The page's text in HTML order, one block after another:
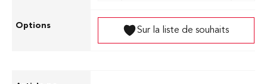
Sur la liste de souhaits